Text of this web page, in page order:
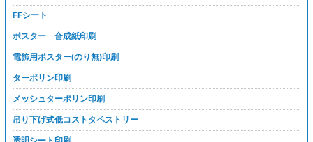
FFシート
ポスター 合成紙印刷
電飾用ポスター(のり無)印刷
ターポリン印刷
メッシュターポリン印刷
吊り下げ式低コストタペストリー